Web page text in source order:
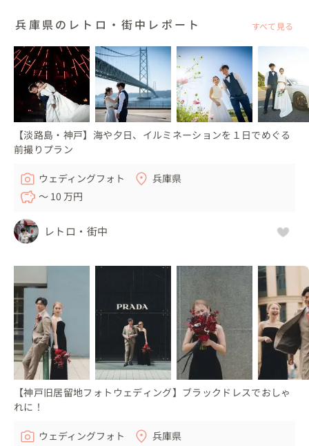
兵庫県のレトロ・街中レポート すべて見る
【淡路島・神戸】海や夕日、イルミネーションを１日でめぐる
前撮りプラン
ウェディングフォト
兵庫県
〜 10 万円
レトロ・街中
【神戸旧居留地フォトウェディング】ブラックドレスでおしゃ
れに！
ウェディングフォト
兵庫県